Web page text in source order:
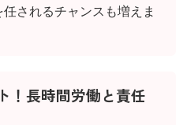
されるチャンスも増えま
！長時間労働と責任